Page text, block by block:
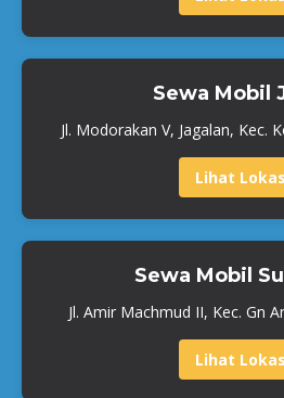
Sewa Mobil
Jl. Modorakan V, Jagalan, Kec.
Lihat
Sewa Mobil
Jl. Amir Machmud II, Kec. Gn
Lihat